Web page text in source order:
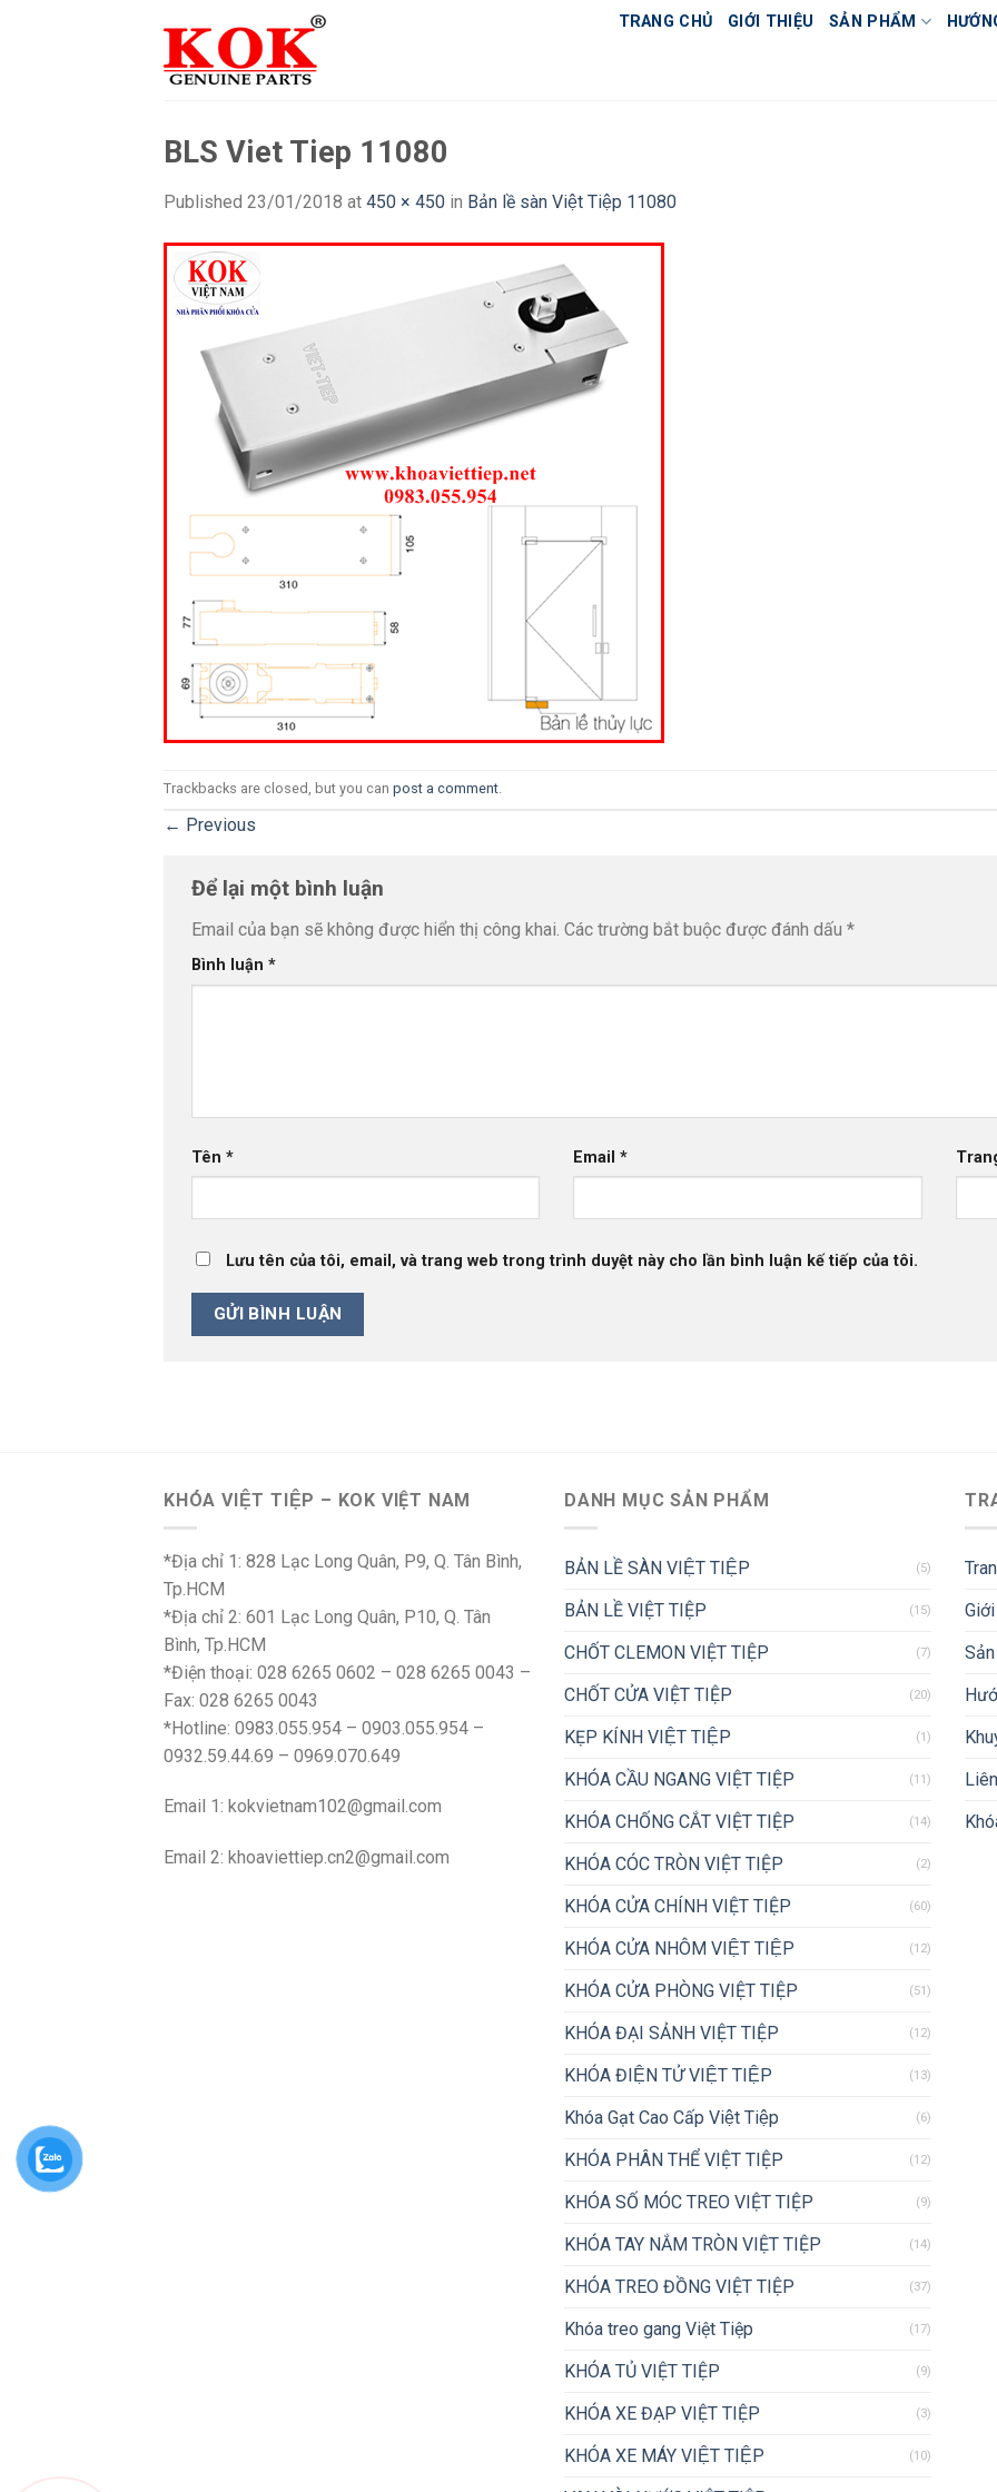
TRANG CHỦ GIỚI THIỆU SẢN PHẨM
BLS Viet Tiep 11080
Published 23/01/2018 at 450 × 450 in Bản lề sàn Việt Tiệp 11080
Trackbacks are closed, but you can post a comment
← Previous
Để lại một bình luận
Email của bạn sẽ không được hiển thị công khai. Các trường bắt buộc được đánh dấu *
Bình luận *
Tên * Email*
Lưu tên của tôi, email, và trang web trong trình duyệt này cho lần bình luận kế tiếp của tôi.
KHÓA VIỆT TIỆP – KOK VIỆT NAM
*Địa chỉ 1: 828 Lạc Long Quân, P9, Q. Tân Bình,
Tp.HCM
*Địa chỉ 2: 601 Lạc Long Quân, P10, Q. Tân
Bình, Tp.HCM
*Điện thoại: 028 6265 0602 – 028 6265 0043 –
Fax: 028 6265 0043
*Hotline: 0983.055.954 – 0903.055.954 –
0932.59.44.69 – 0969.070.649
Email 1: kokvietnam102@gmail.com
Email 2: khoaviettiep.cn2@gmail.com
DANH MỤC SẢN PHẨM
BẢN LỀ SÀN VIỆT TIỆP (5)
BẢN LỀ VIỆT TIỆP (15)
CHỐT CLEMON VIỆT TIỆP (7)
CHỐT CỬA VIỆT TIỆP (20)
KẸP KÍNH VIỆT TIỆP (1)
KHÓA CẦU NGANG VIỆT TIỆP (11)
KHÓA CHỐNG CẮT VIỆT TIỆP (14)
KHÓA CÓC TRÒN VIỆT TIỆP (2)
KHÓA CỬA CHÍNH VIỆT TIỆP (60)
KHÓA CỬA NHÔM VIỆT TIỆP (12)
KHÓA CỬA PHÒNG VIỆT TIỆP (51)
KHÓA ĐẠI SẢNH VIỆT TIỆP (12)
KHÓA ĐIỆN TỬ VIỆT TIỆP (13)
Khóa Gạt Cao Cấp Việt Tiệp (6)
KHÓA PHÂN THỂ VIỆT TIỆP (12)
KHÓA SỐ MÓC TREO VIỆT TIỆP (9)
KHÓA TAY NẮM TRÒN VIỆT TIỆP (14)
KHÓA TREO ĐỒNG VIỆT TIỆP (37)
Khóa treo gang Việt Tiệp (17)
KHÓA TỦ VIỆT TIỆP (9)
KHÓA XE ĐẠP VIỆT TIỆP (3)
KHÓA XE MÁY VIỆT TIỆP (10)